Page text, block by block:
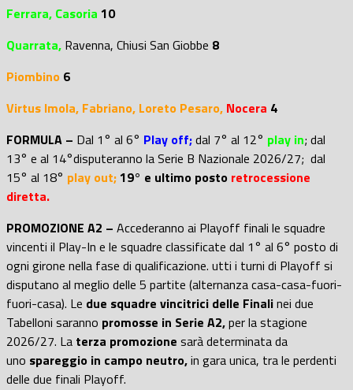
Ferrara, Casoria 10
Quarrata, Ravenna, Chiusi San Giobbe 8
Piombino 6
Virtus Imola, Fabriano, Loreto Pesaro, Nocera 4
FORMULA – Dal 1° al 6° Play off;dal 7° al 12° play in; dal
13° e al 14°disputeranno la Serie B Nazionale 2026/27; dal
15° al 18° play out;19° e ultimo posto retrocessione
diretta.
PROMOZIONE A2 – Accederanno ai Playoff finali le squadre
vincenti il Play-In e le squadre classificate dal 1° al 6° posto di
ogni girone nella fase di qualificazione. utti i turni di Playoff si
disputano al meglio delle 5 partite (alternanza casa-casa-fuori-
fuori-casa). Le due squadre vincitrici delle Finalinei due
Tabelloni saranno promosse in Serie A2,per la stagione
2026/27. La terza promozione sarà determinata da
uno spareggio in campo neutro,in gara unica, tra le perdenti
delle due finali Playoff.